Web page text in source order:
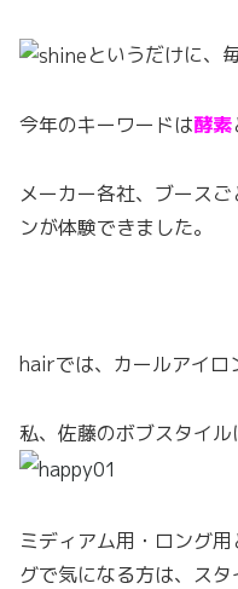
というだけに、
今年のキーワードは酵素
メーカー各社、ブース
ンが体験できました。
hairでは、カールアイロ
私、佐藤のボブスタイ
ミディアム用・ロング
グで気になる方は、ス